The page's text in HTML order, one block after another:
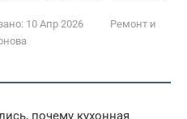
10 Апр 2026
Ремонт и
почему кухонная